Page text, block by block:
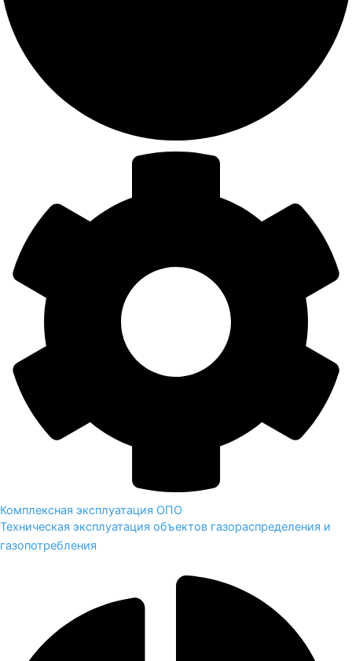
Комплексная эксплуатация ОПО
Техническая эксплуатация объектов газораспределения и
газопотребления